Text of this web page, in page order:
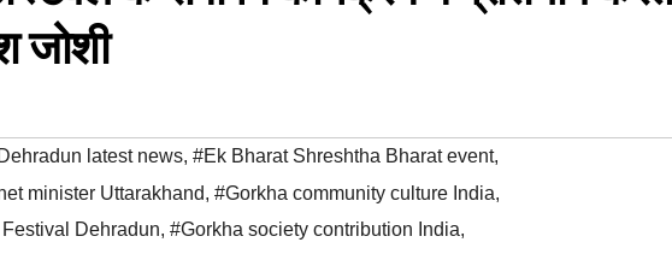
जोशी
latest news, #Ek Bharat Shreshtha Bharat event,
minister Uttarakhand, #Gorkha community culture India,
Dehradun, #Gorkha society contribution India,